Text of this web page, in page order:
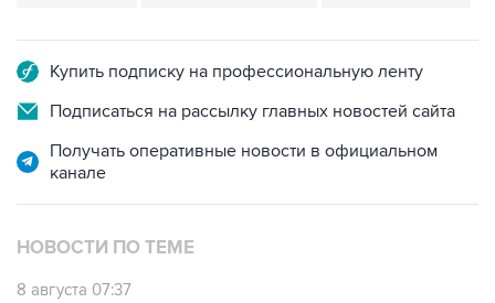
Купить подписку на профессиональную ленту
Подписаться на рассылку главных новостей сайта
Получать оперативные новости в официальном
канале
НОВОСТИ ПО ТЕМЕ
8 августа 07:37